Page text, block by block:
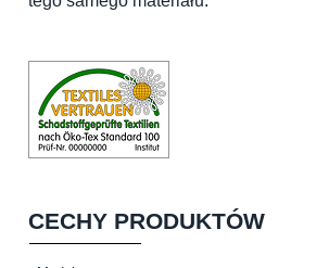
CECHY PRODUKTÓW